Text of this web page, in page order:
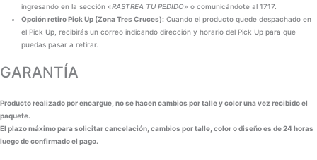
ingresando en la sección «RASTREA TU PEDIDO» o comunicándote al 1717.
Opción retiro Pick Up (Zona Tres Cruces): Cuando el producto quede despachado en
el Pick Up, recibirás un correo indicando dirección y horario del Pick Up para que
puedas pasar a retirar.
GARANTÍA
Producto realizado por encargue, no se hacen cambios por talle y color una vez recibido el
paquete.
El plazo máximo para solicitar cancelación, cambios por talle, color o diseño es de 24 horas
luego de confirmado el pago.